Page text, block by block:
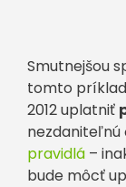
Smutnejšou
tomto
2012 uplatniť
nezdaniteľnú
pravidlá –
bude môcť